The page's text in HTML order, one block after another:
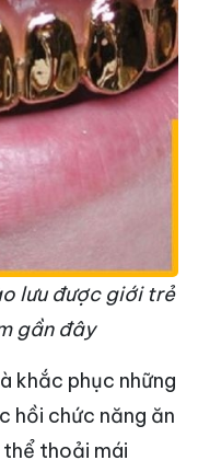
lưu được giới trẻ
gần đây
khắc phục những
hồi chức năng ăn
thể thoải mái